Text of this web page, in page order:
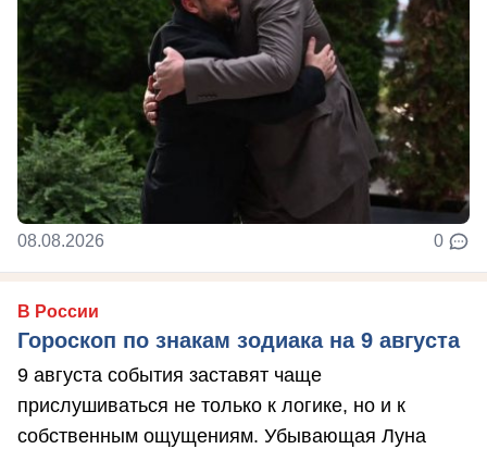
08.08.2026 0
В России
Гороскоп по знакам зодиака на 9 августа
9 августа события заставят чаще
прислушиваться не только к логике, но и к
собственным ощущениям. Убывающая Луна